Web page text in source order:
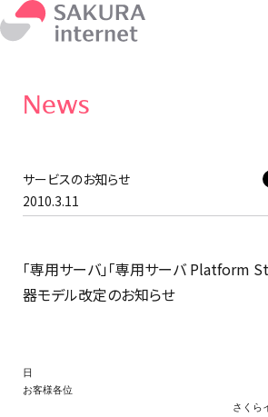
News
サービスのお知らせ
2010.3.11
「専用サーバ」「専用サーバ Platform St
器モデル改定のお知らせ
2010年3
日
お客様各位
さくらインターネッ